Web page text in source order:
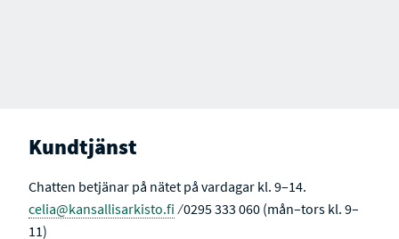
Kundtjänst
Chatten betjänar på nätet på vardagar kl. 9–14.
celia@kansallisarkisto.fi ⁄ 0295 333 060 (mån–tors kl. 9–
11)